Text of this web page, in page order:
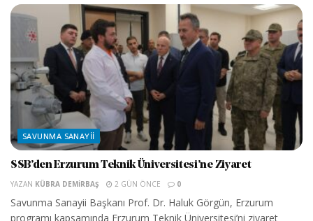
SAVUNMA SANAYII
SSB’den Erzurum Teknik Üniversitesi’ne Ziyaret
YAZAN KÜBRA DEMIRBAŞ 2 GÜN ÖNCE 0
Savunma Sanayii Başkanı Prof. Dr. Haluk Görgün, Erzurum
programı kapsamında Erzurum Teknik Üniversitesi’ni ziyaret